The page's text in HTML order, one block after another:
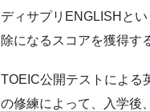
ディサプリENGLISHと
除になるスコアを獲得す
TOEIC公開テストによる
の修練によって、入学後